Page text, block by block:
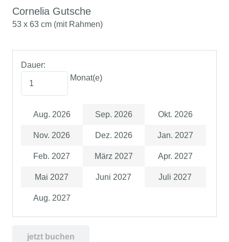
Cornelia Gutsche
53 x 63 cm (mit Rahmen)
Dauer:
Monat(e)
Aug. 2026 Sep. 2026 Okt. 2026
Nov. 2026 Dez. 2026 Jan. 2027
Feb. 2027 März 2027 Apr. 2027
Mai 2027 Juni 2027 Juli 2027
Aug. 2027
jetzt buchen